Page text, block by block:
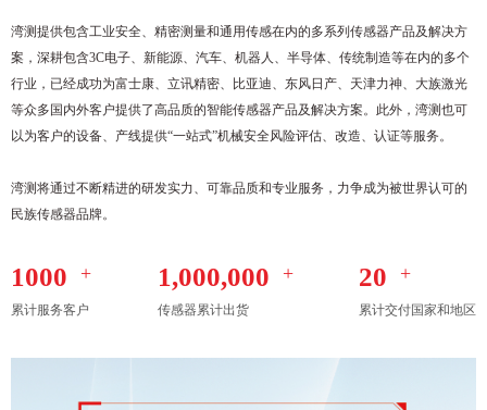
湾测提供包含工业安全、精密测量和通用传感在内的多系列传感器产品及解决方
案，深耕包含3C电子、新能源、汽车、机器人、半导体、传统制造等在内的多个
行业，已经成功为富士康、立讯精密、比亚迪、东风日产、天津力神、大族激光
等众多国内外客户提供了高品质的智能传感器产品及解决方案。此外，湾测也可
以为客户的设备、产线提供“一站式”机械安全风险评估、改造、认证等服务。
湾测将通过不断精进的研发实力、可靠品质和专业服务，力争成为被世界认可的
民族传感器品牌。
1000 +
累计服务客户
1,000,000 +
传感器累计出货
20 +
累计交付国家和地区